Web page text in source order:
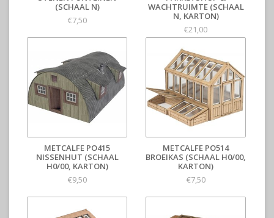
(SCHAAL N)
€7,50
WACHTRUIMTE (SCHAAL
N, KARTON)
€21,00
METCALFE PO415
NISSENHUT (SCHAAL
H0/00, KARTON)
€9,50
METCALFE PO514
BROEIKAS (SCHAAL H0/00,
KARTON)
€7,50